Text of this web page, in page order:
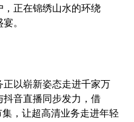
正在锦绣山水的环绕
。
正以崭新姿态走进千家万
抖音直播同步发力，借
，让超高清业务走进年轻